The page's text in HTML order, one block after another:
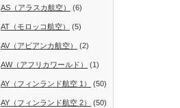
AS（アラスカ航空） (6)
AT（モロッコ航空） (5)
AV（アビアンカ航空） (2)
AW（アフリカワールド） (1)
AY（フィンランド航空 1） (50)
AY（フィンランド航空 2） (50)